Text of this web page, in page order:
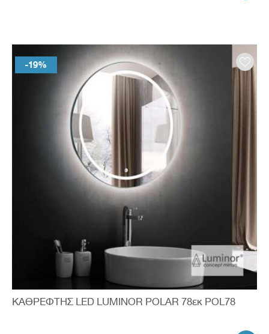
-19%
ΚΑΘΡΕΦΤΗΣ LED LUMINOR POLAR 78εκ POL78